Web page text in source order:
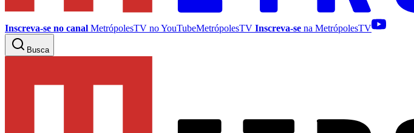
Inscreva-se no canal MetrópolesTV noYouTubeMetrópolesTV Inscreva-se na MetrópolesTV
Busca